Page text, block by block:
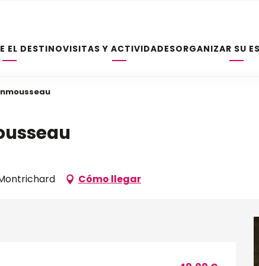
EL DESTINOVISITAS Y ACTIVIDADESORGANIZAR SU
Cómo llegar